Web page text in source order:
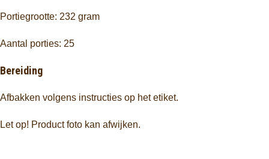
Portiegrootte: 232 gram
Aantal porties: 25
Bereiding
Afbakken volgens instructies op het etiket.
Let op! Product foto kan afwijken.